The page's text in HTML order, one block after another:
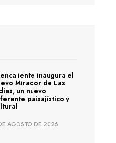
inaugura el
Mirador de Las
un nuevo
paisajístico y
AGOSTO DE 2026